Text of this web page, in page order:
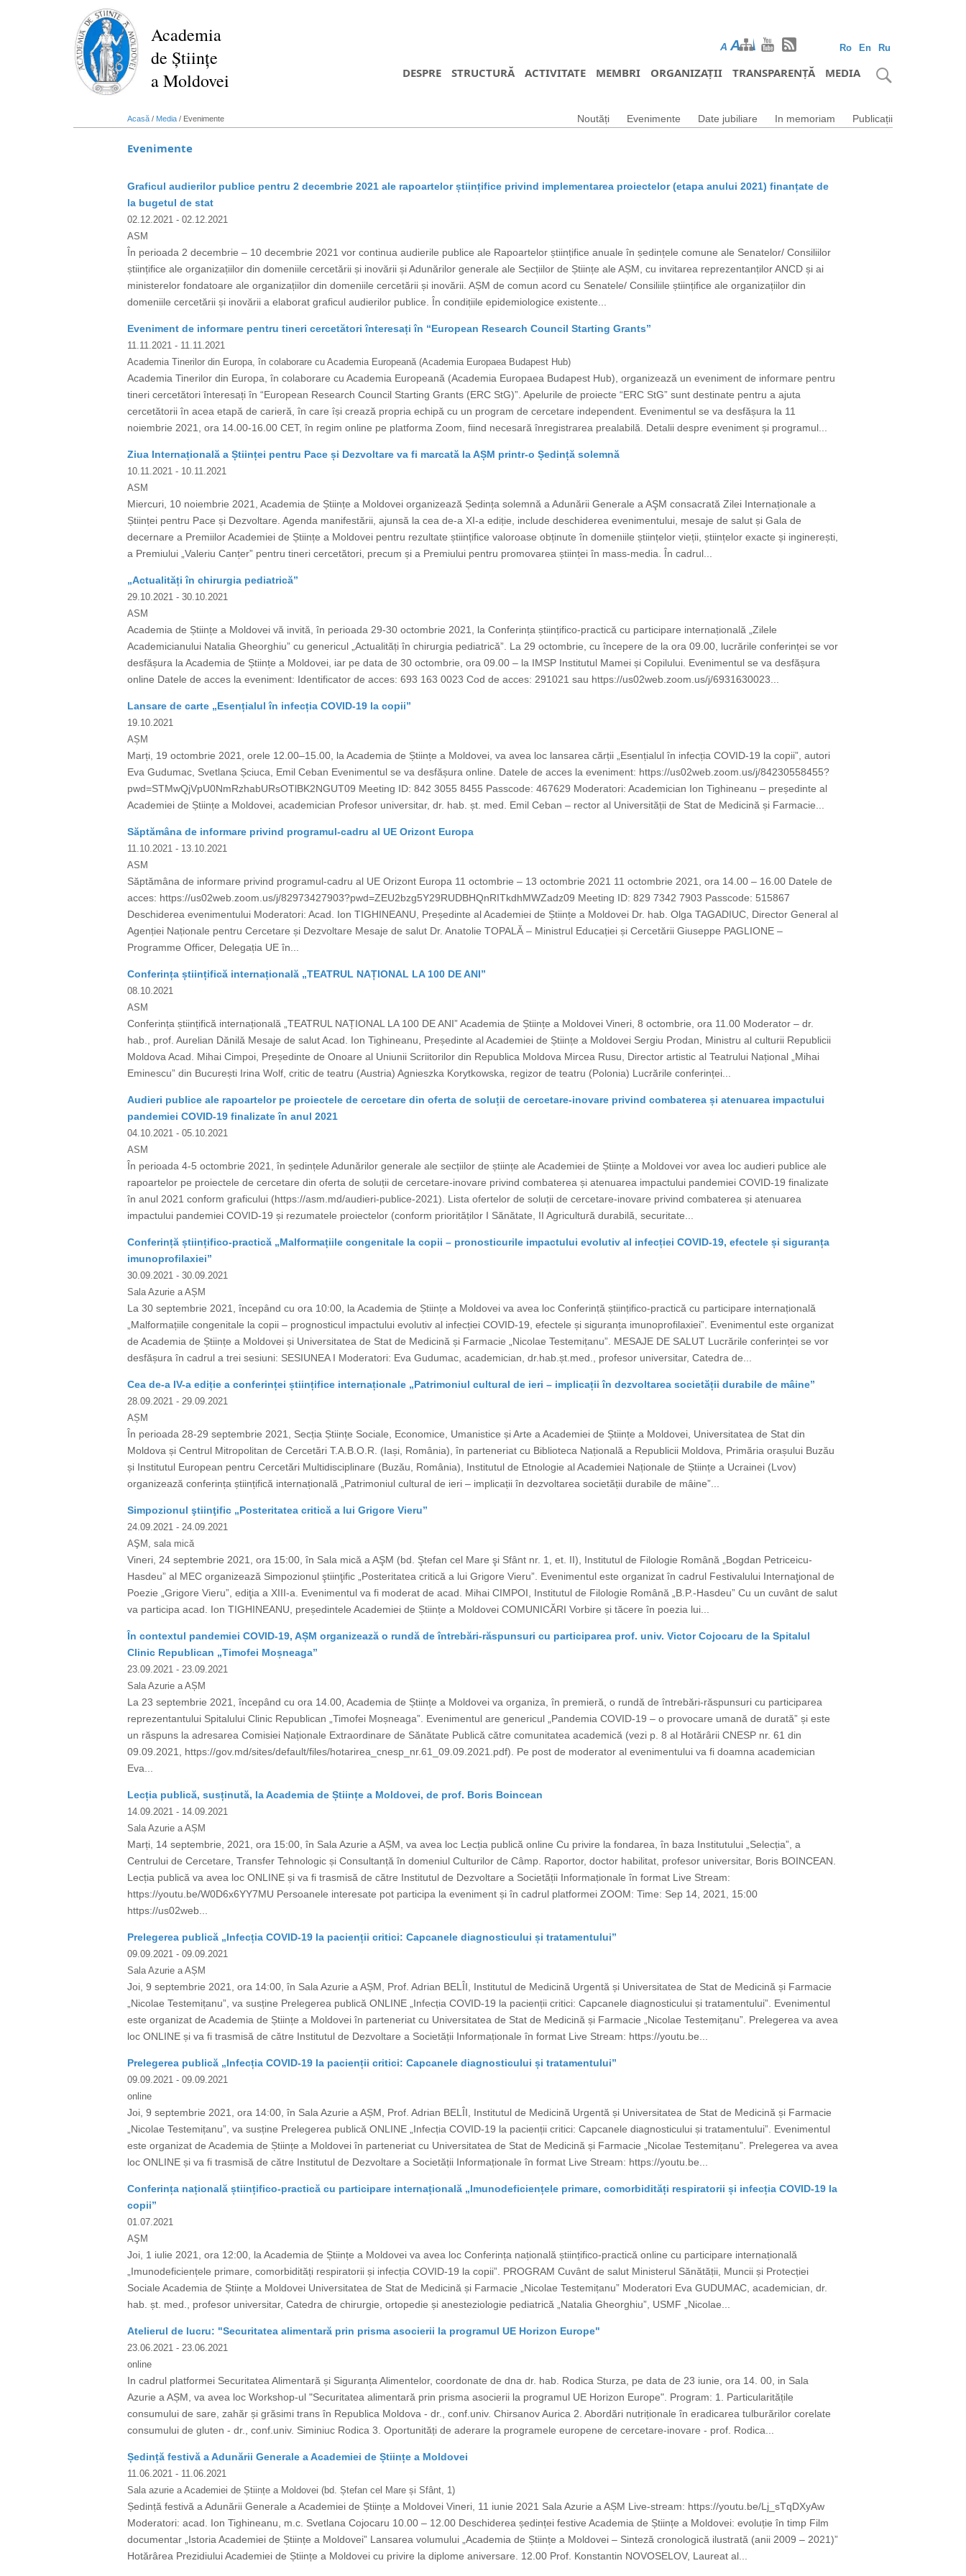
Academia
de Științe
a Moldovei
Ro En Ru
A AA
DESPRE STRUCTURĂ ACTIVITATE MEMBRI ORGANIZAȚII TRANSPARENȚĂ MEDIA
Acasă / Media / Evenimente Noutăți Evenimente Date jubiliare In memoriam Publicații
Evenimente
Graficul audierilor publice pentru 2 decembrie 2021 ale rapoartelor științifice privind implementarea proiectelor (etapa anului 2021) finanțate de
la bugetul de stat
02.12.2021 - 02.12.2021
ASM
În perioada 2 decembrie – 10 decembrie 2021 vor continua audierile publice ale Rapoartelor științifice anuale în ședințele comune ale Senatelor/ Consiliilor
științifice ale organizațiilor din domeniile cercetării și inovării și Adunărilor generale ale Secțiilor de Științe ale AȘM, cu invitarea reprezentanților ANCD și ai
ministerelor fondatoare ale organizațiilor din domeniile cercetării și inovării. AȘM de comun acord cu Senatele/ Consiliile științifice ale organizațiilor din
domeniile cercetării și inovării a elaborat graficul audierilor publice. În condițiile epidemiologice existente...
Eveniment de informare pentru tineri cercetători înteresați în “European Research Council Starting Grants”
11.11.2021 - 11.11.2021
Academia Tinerilor din Europa, în colaborare cu Academia Europeană (Academia Europaea Budapest Hub)
Academia Tinerilor din Europa, în colaborare cu Academia Europeană (Academia Europaea Budapest Hub), organizează un eveniment de informare pentru
tineri cercetători înteresați în “European Research Council Starting Grants (ERC StG)”. Apelurile de proiecte “ERC StG” sunt destinate pentru a ajuta
cercetătorii în acea etapă de carieră, în care își crează propria echipă cu un program de cercetare independent. Evenimentul se va desfășura la 11
noiembrie 2021, ora 14.00-16.00 CET, în regim online pe platforma Zoom, fiind necesară înregistrarea prealabilă. Detalii despre eveniment și programul...
Ziua Internațională a Științei pentru Pace și Dezvoltare va fi marcată la AȘM printr-o Ședință solemnă
10.11.2021 - 10.11.2021
ASM
Miercuri, 10 noiembrie 2021, Academia de Științe a Moldovei organizează Ședința solemnă a Adunării Generale a AŞM consacrată Zilei Internaționale a
Științei pentru Pace și Dezvoltare. Agenda manifestării, ajunsă la cea de-a XI-a ediție, include deschiderea evenimentului, mesaje de salut și Gala de
decernare a Premiilor Academiei de Științe a Moldovei pentru rezultate științifice valoroase obținute în domeniile științelor vieții, științelor exacte și inginerești,
a Premiului „Valeriu Canțer” pentru tineri cercetători, precum și a Premiului pentru promovarea științei în mass-media. În cadrul...
„Actualități în chirurgia pediatrică”
29.10.2021 - 30.10.2021
ASM
Academia de Științe a Moldovei vă invită, în perioada 29-30 octombrie 2021, la Conferința științifico-practică cu participare internațională „Zilele
Academicianului Natalia Gheorghiu” cu genericul „Actualități în chirurgia pediatrică”. La 29 octombrie, cu începere de la ora 09.00, lucrările conferinței se vor
desfășura la Academia de Științe a Moldovei, iar pe data de 30 octombrie, ora 09.00 – la IMSP Institutul Mamei și Copilului. Evenimentul se va desfășura
online Datele de acces la eveniment: Identificator de acces: 693 163 0023 Cod de acces: 291021 sau https://us02web.zoom.us/j/6931630023...
Lansare de carte „Esențialul în infecția COVID-19 la copii”
19.10.2021
AȘM
Marți, 19 octombrie 2021, orele 12.00–15.00, la Academia de Științe a Moldovei, va avea loc lansarea cărții „Esențialul în infecția COVID-19 la copii”, autori
Eva Gudumac, Svetlana Șciuca, Emil Ceban Evenimentul se va desfășura online. Datele de acces la eveniment: https://us02web.zoom.us/j/84230558455?
pwd=STMwQjVpU0NmRzhabURsOTlBK2NGUT09 Meeting ID: 842 3055 8455 Passcode: 467629 Moderatori: Academician Ion Tighineanu – președinte al
Academiei de Științe a Moldovei, academician Profesor universitar, dr. hab. șt. med. Emil Ceban – rector al Universității de Stat de Medicină și Farmacie...
Săptămâna de informare privind programul-cadru al UE Orizont Europa
11.10.2021 - 13.10.2021
ASM
Săptămâna de informare privind programul-cadru al UE Orizont Europa 11 octombrie – 13 octombrie 2021 11 octombrie 2021, ora 14.00 – 16.00 Datele de
acces: https://us02web.zoom.us/j/82973427903?pwd=ZEU2bzg5Y29RUDBHQnRITkdhMWZadz09 Meeting ID: 829 7342 7903 Passcode: 515867
Deschiderea evenimentului Moderatori: Acad. Ion TIGHINEANU, Președinte al Academiei de Științe a Moldovei Dr. hab. Olga TAGADIUC, Director General al
Agenției Naționale pentru Cercetare și Dezvoltare Mesaje de salut Dr. Anatolie TOPALĂ – Ministrul Educației și Cercetării Giuseppe PAGLIONE –
Programme Officer, Delegația UE în...
Conferința științifică internațională „TEATRUL NAȚIONAL LA 100 DE ANI”
08.10.2021
ASM
Conferința științifică internațională „TEATRUL NAȚIONAL LA 100 DE ANI” Academia de Științe a Moldovei Vineri, 8 octombrie, ora 11.00 Moderator – dr.
hab., prof. Aurelian Dănilă Mesaje de salut Acad. Ion Tighineanu, Președinte al Academiei de Științe a Moldovei Sergiu Prodan, Ministru al culturii Republicii
Moldova Acad. Mihai Cimpoi, Președinte de Onoare al Uniunii Scriitorilor din Republica Moldova Mircea Rusu, Director artistic al Teatrului Național „Mihai
Eminescu” din București Irina Wolf, critic de teatru (Austria) Agnieszka Korytkowska, regizor de teatru (Polonia) Lucrările conferinței...
Audieri publice ale rapoartelor pe proiectele de cercetare din oferta de soluții de cercetare-inovare privind combaterea și atenuarea impactului
pandemiei COVID-19 finalizate în anul 2021
04.10.2021 - 05.10.2021
ASM
În perioada 4-5 octombrie 2021, în ședințele Adunărilor generale ale secțiilor de științe ale Academiei de Științe a Moldovei vor avea loc audieri publice ale
rapoartelor pe proiectele de cercetare din oferta de soluții de cercetare-inovare privind combaterea și atenuarea impactului pandemiei COVID-19 finalizate
în anul 2021 conform graficului (https://asm.md/audieri-publice-2021). Lista ofertelor de soluții de cercetare-inovare privind combaterea și atenuarea
impactului pandemiei COVID-19 și rezumatele proiectelor (conform priorităților I Sănătate, II Agricultură durabilă, securitate...
Conferință științifico-practică „Malformațiile congenitale la copii – pronosticurile impactului evolutiv al infecției COVID-19, efectele și siguranța
imunoprofilaxiei”
30.09.2021 - 30.09.2021
Sala Azurie a AȘM
La 30 septembrie 2021, începând cu ora 10:00, la Academia de Științe a Moldovei va avea loc Conferință științifico-practică cu participare internațională
„Malformațiile congenitale la copii – prognosticul impactului evolutiv al infecției COVID-19, efectele și siguranța imunoprofilaxiei”. Evenimentul este organizat
de Academia de Științe a Moldovei și Universitatea de Stat de Medicină și Farmacie „Nicolae Testemițanu”. MESAJE DE SALUT Lucrările conferinței se vor
desfășura în cadrul a trei sesiuni: SESIUNEA I Moderatori: Eva Gudumac, academician, dr.hab.șt.med., profesor universitar, Catedra de...
Cea de-a IV-a ediție a conferinței științifice internaționale „Patrimoniul cultural de ieri – implicații în dezvoltarea societății durabile de mâine”
28.09.2021 - 29.09.2021
AȘM
În perioada 28-29 septembrie 2021, Secția Științe Sociale, Economice, Umanistice și Arte a Academiei de Științe a Moldovei, Universitatea de Stat din
Moldova și Centrul Mitropolitan de Cercetări T.A.B.O.R. (Iași, România), în parteneriat cu Biblioteca Națională a Republicii Moldova, Primăria orașului Buzău
și Institutul European pentru Cercetări Multidisciplinare (Buzău, România), Institutul de Etnologie al Academiei Naționale de Științe a Ucrainei (Lvov)
organizează conferința științifică internațională „Patrimoniul cultural de ieri – implicații în dezvoltarea societății durabile de mâine”...
Simpozionul ştiinţific „Posteritatea critică a lui Grigore Vieru”
24.09.2021 - 24.09.2021
AŞM, sala mică
Vineri, 24 septembrie 2021, ora 15:00, în Sala mică a AŞM (bd. Ştefan cel Mare şi Sfânt nr. 1, et. II), Institutul de Filologie Română „Bogdan Petriceicu-
Hasdeu” al MEC organizează Simpozionul ştiinţific „Posteritatea critică a lui Grigore Vieru”. Evenimentul este organizat în cadrul Festivalului Internaţional de
Poezie „Grigore Vieru”, ediţia a XIII-a. Evenimentul va fi moderat de acad. Mihai CIMPOI, Institutul de Filologie Română „B.P.-Hasdeu” Cu un cuvânt de salut
va participa acad. Ion TIGHINEANU, președintele Academiei de Științe a Moldovei COMUNICĂRI Vorbire și tăcere în poezia lui...
În contextul pandemiei COVID-19, AȘM organizează o rundă de întrebări-răspunsuri cu participarea prof. univ. Victor Cojocaru de la Spitalul
Clinic Republican „Timofei Moșneaga”
23.09.2021 - 23.09.2021
Sala Azurie a AȘM
La 23 septembrie 2021, începând cu ora 14.00, Academia de Științe a Moldovei va organiza, în premieră, o rundă de întrebări-răspunsuri cu participarea
reprezentantului Spitalului Clinic Republican „Timofei Moșneaga”. Evenimentul are genericul „Pandemia COVID-19 – o provocare umană de durată” și este
un răspuns la adresarea Comisiei Naționale Extraordinare de Sănătate Publică către comunitatea academică (vezi p. 8 al Hotărârii CNESP nr. 61 din
09.09.2021, https://gov.md/sites/default/files/hotarirea_cnesp_nr.61_09.09.2021.pdf). Pe post de moderator al evenimentului va fi doamna academician
Eva...
Lecția publică, susținută, la Academia de Științe a Moldovei, de prof. Boris Boincean
14.09.2021 - 14.09.2021
Sala Azurie a AȘM
Marți, 14 septembrie, 2021, ora 15:00, în Sala Azurie a AȘM, va avea loc Lecția publică online Cu privire la fondarea, în baza Institutului „Selecția”, a
Centrului de Cercetare, Transfer Tehnologic și Consultanță în domeniul Culturilor de Câmp. Raportor, doctor habilitat, profesor universitar, Boris BOINCEAN.
Lecția publică va avea loc ONLINE și va fi trasmisă de către Institutul de Dezvoltare a Societății Informaționale în format Live Stream:
https://youtu.be/W0D6x6YY7MU Persoanele interesate pot participa la eveniment și în cadrul platformei ZOOM: Time: Sep 14, 2021, 15:00
https://us02web...
Prelegerea publică „Infecția COVID-19 la pacienții critici: Capcanele diagnosticului și tratamentului”
09.09.2021 - 09.09.2021
Sala Azurie a AȘM
Joi, 9 septembrie 2021, ora 14:00, în Sala Azurie a AȘM, Prof. Adrian BELÎI, Institutul de Medicină Urgentă și Universitatea de Stat de Medicină și Farmacie
„Nicolae Testemițanu”, va susține Prelegerea publică ONLINE „Infecția COVID-19 la pacienții critici: Capcanele diagnosticului și tratamentului”. Evenimentul
este organizat de Academia de Științe a Moldovei în parteneriat cu Universitatea de Stat de Medicină și Farmacie „Nicolae Testemițanu”. Prelegerea va avea
loc ONLINE și va fi trasmisă de către Institutul de Dezvoltare a Societății Informaționale în format Live Stream: https://youtu.be...
Prelegerea publică „Infecția COVID-19 la pacienții critici: Capcanele diagnosticului și tratamentului”
09.09.2021 - 09.09.2021
online
Joi, 9 septembrie 2021, ora 14:00, în Sala Azurie a AȘM, Prof. Adrian BELÎI, Institutul de Medicină Urgentă și Universitatea de Stat de Medicină și Farmacie
„Nicolae Testemițanu”, va susține Prelegerea publică ONLINE „Infecția COVID-19 la pacienții critici: Capcanele diagnosticului și tratamentului”. Evenimentul
este organizat de Academia de Științe a Moldovei în parteneriat cu Universitatea de Stat de Medicină și Farmacie „Nicolae Testemițanu”. Prelegerea va avea
loc ONLINE și va fi trasmisă de către Institutul de Dezvoltare a Societății Informaționale în format Live Stream: https://youtu.be...
Conferința națională științifico-practică cu participare internațională „Imunodeficiențele primare, comorbidități respiratorii și infecția COVID-19 la
copii”
01.07.2021
AŞM
Joi, 1 iulie 2021, ora 12:00, la Academia de Științe a Moldovei va avea loc Conferința națională științifico-practică online cu participare internațională
„Imunodeficiențele primare, comorbidități respiratorii și infecția COVID-19 la copii”. PROGRAM Cuvânt de salut Ministerul Sănătății, Muncii și Protecției
Sociale Academia de Științe a Moldovei Universitatea de Stat de Medicină și Farmacie „Nicolae Testemițanu” Moderatori Eva GUDUMAC, academician, dr.
hab. șt. med., profesor universitar, Catedra de chirurgie, ortopedie și anesteziologie pediatrică „Natalia Gheorghiu”, USMF „Nicolae...
Atelierul de lucru: "Securitatea alimentară prin prisma asocierii la programul UE Horizon Europe"
23.06.2021 - 23.06.2021
online
In cadrul platformei Securitatea Alimentară și Siguranța Alimentelor, coordonate de dna dr. hab. Rodica Sturza, pe data de 23 iunie, ora 14. 00, in Sala
Azurie a AȘM, va avea loc Workshop-ul "Securitatea alimentară prin prisma asocierii la programul UE Horizon Europe". Program: 1. Particularitățile
consumului de sare, zahăr și grăsimi trans în Republica Moldova - dr., conf.univ. Chirsanov Aurica 2. Abordări nutriționale în eradicarea tulburărilor corelate
consumului de gluten - dr., conf.univ. Siminiuc Rodica 3. Oportunități de aderare la programele europene de cercetare-inovare - prof. Rodica...
Ședință festivă a Adunării Generale a Academiei de Științe a Moldovei
11.06.2021 - 11.06.2021
Sala azurie a Academiei de Științe a Moldovei (bd. Ștefan cel Mare și Sfânt, 1)
Ședință festivă a Adunării Generale a Academiei de Științe a Moldovei Vineri, 11 iunie 2021 Sala Azurie a AȘM Live-stream: https://youtu.be/Lj_sTqDXyAw
Moderatori: acad. Ion Tighineanu, m.c. Svetlana Cojocaru 10.00 – 12.00 Deschiderea ședinței festive Academia de Științe a Moldovei: evoluție în timp Film
documentar „Istoria Academiei de Științe a Moldovei” Lansarea volumului „Academia de Științe a Moldovei – Sinteză cronologică ilustrată (anii 2009 – 2021)”
Hotărârea Prezidiului Academiei de Științe a Moldovei cu privire la diplome aniversare. 12.00 Prof. Konstantin NOVOSELOV, Laureat al...